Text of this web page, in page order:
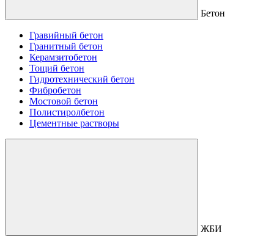
Бетон
Гравийный бетон
Гранитный бетон
Керамзитобетон
Тощий бетон
Гидротехнический бетон
Фибробетон
Мостовой бетон
Полистиролбетон
Цементные растворы
ЖБИ